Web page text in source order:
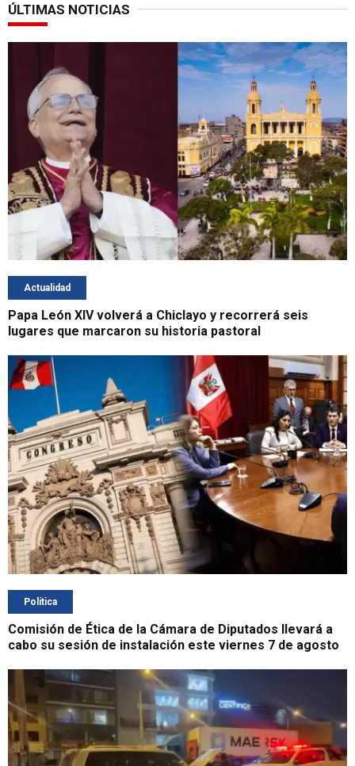
ÚLTIMAS NOTICIAS
Actualidad
Papa León XIV volverá a Chiclayo y recorrerá seis
lugares que marcaron su historia pastoral
Política
Comisión de Ética de la Cámara de Diputados llevará a
cabo su sesión de instalación este viernes 7 de agosto